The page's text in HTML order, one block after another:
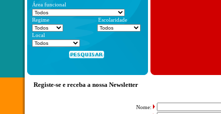
Área funcional
Regime Escolaridade
Local
Registe-se e receba a nossa Newsletter
Nome: